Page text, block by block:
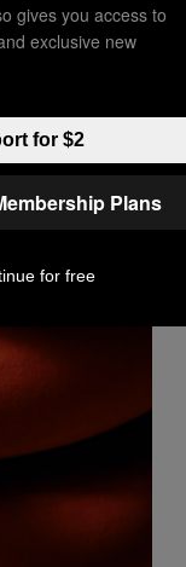
Money
Go to
gives you access to
exclusive new
for $2
Plans
for free